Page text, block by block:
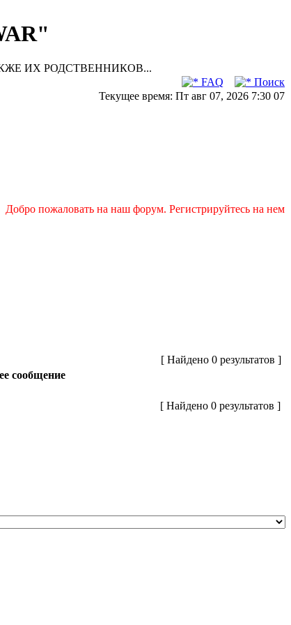
ИХ РОДСТВЕННИКОВ...
FAQ
Поиск
Текущее время: Пт авг 07, 2026 7:30 07
Добро пожаловать на наш форум. Регистрируйтесь на нем
[ Найдено 0 результатов ]
сообщение
[ Найдено 0 результатов ]